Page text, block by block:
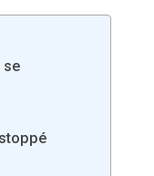
se